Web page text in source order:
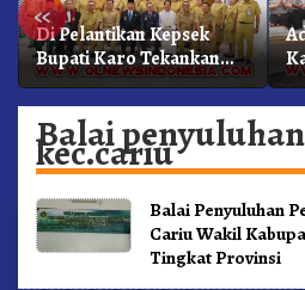
«
Di Pelantikan Kepsek
Bupati Karo Tekankan
Kepemimpinan
Profesional Dongkrak
Mutu Pendidikan
Balai
kec.cariu
Balai Penyuluhan
Cariu Wakil
Tingkat Provinsi